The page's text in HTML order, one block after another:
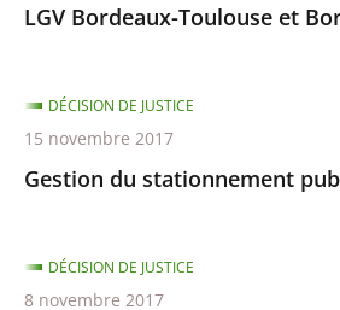
LGV Bordeaux-Toulouse et
Gestion du stationnement
DÉCISION DE JUSTICE
15 novembre 2017
DÉCISION DE JUSTICE
8 novembre 2017